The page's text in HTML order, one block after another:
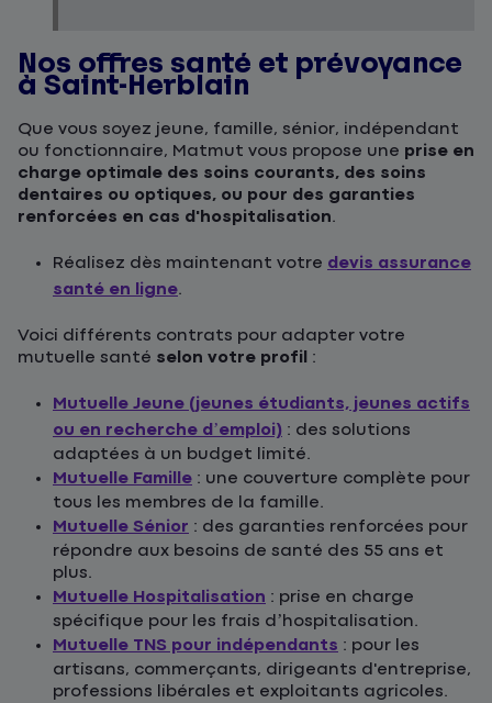
Nos offres santé et prévoyance
à Saint-Herblain
Que vous soyez jeune, famille, sénior, indépendant
ou fonctionnaire, Matmut vous propose une prise en
charge optimale des soins courants, des soins
dentaires ou optiques, ou pour des garanties
renforcées en cas d'hospitalisation.
Réalisez dès maintenant votre devis assurance
santé en ligne.
Voici différents contrats pour adapter votre
mutuelle santé selon votre profil :
Mutuelle Jeune (jeunes étudiants, jeunes actifs
ou en recherche d’emploi) : des solutions
adaptées à un budget limité.
Mutuelle Famille : une couverture complète pour
tous les membres de la famille.
Mutuelle Sénior : des garanties renforcées pour
répondre aux besoins de santé des 55 ans et
plus.
Mutuelle Hospitalisation : prise en charge
spécifique pour les frais d’hospitalisation.
Mutuelle TNS pour indépendants : pour les
artisans, commerçants, dirigeants d'entreprise,
professions libérales et exploitants agricoles.